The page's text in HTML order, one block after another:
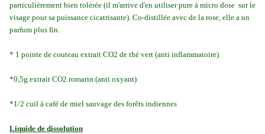
particulièrement bien tolérée (il m'arrive d'en utiliser pure à micro dose sur le
visage pour sa puissance cicatrisante). Co-distillée avec de la rose, elle a un
parfum plus fin.
* 1 pointe de couteau extrait CO2 de thé vert (anti inflammatoire)
*0,5g extrait CO2 romarin (anti oxyant)
*1/2 cuil à café de miel sauvage des forêts indiennes
Liquide de dissolution